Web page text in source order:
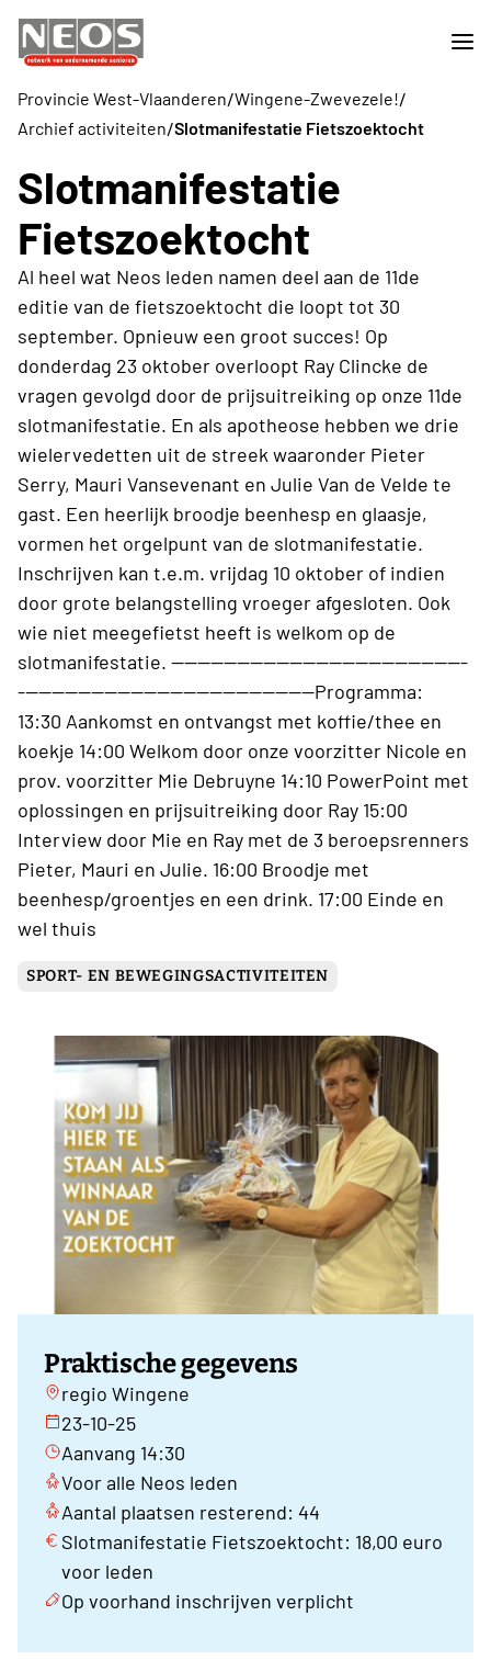
Provincie West-Vlaanderen/Wingene-Zwevezele!/
Archief activiteiten/Slotmanifestatie Fietszoektocht
Slotmanifestatie
Fietszoektocht
Al heel wat Neos leden namen deel aan de 11de
editie van de fietszoektocht die loopt tot 30
september. Opnieuw een groot succes! Op
donderdag 23 oktober overloopt Ray Clincke de
vragen gevolgd door de prijsuitreiking op onze 11de
slotmanifestatie. En als apotheose hebben we drie
wielervedetten uit de streek waaronder Pieter
Serry, Mauri Vansevenant en Julie Van de Velde te
gast. Een heerlijk broodje beenhesp en glaasje,
vormen het orgelpunt van de slotmanifestatie.
Inschrijven kan t.e.m. vrijdag 10 oktober of indien
door grote belangstelling vroeger afgesloten. Ook
wie niet meegefietst heeft is welkom op de
slotmanifestatie. ---------------------------------------------
---------------------------------------------Programma:
13:30 Aankomst en ontvangst met koffie/thee en
koekje 14:00 Welkom door onze voorzitter Nicole en
prov. voorzitter Mie Debruyne 14:10 PowerPoint met
oplossingen en prijsuitreiking door Ray 15:00
Interview door Mie en Ray met de 3 beroepsrenners
Pieter, Mauri en Julie. 16:00 Broodje met
beenhesp/groentjes en een drink. 17:00 Einde en
wel thuis
SPORT- EN BEWEGINGSACTIVITEITEN
Praktische gegevens
regio Wingene
23-10-25
Aanvang 14:30
Voor alle Neos leden
Aantal plaatsen resterend: 44
Slotmanifestatie Fietszoektocht: 18,00 euro
voor leden
Op voorhand inschrijven verplicht